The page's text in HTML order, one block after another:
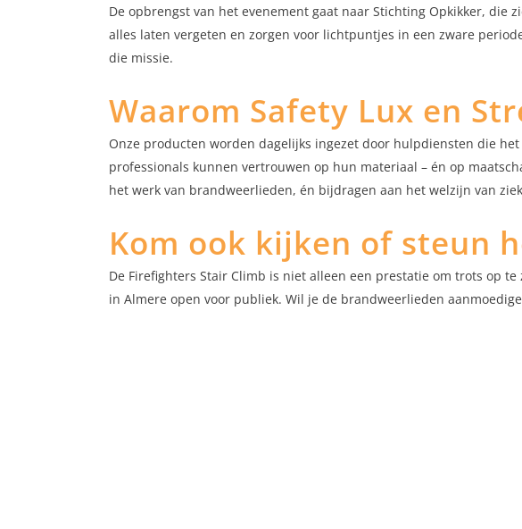
De opbrengst van het evenement gaat naar Stichting Opkikker, die
alles laten vergeten en zorgen voor lichtpuntjes in een zware
die missie.
Waarom Safety Lux en
Onze producten worden dagelijks ingezet door hulpdiensten die
professionals kunnen vertrouwen op hun materiaal – én op
het werk van brandweerlieden, én bijdragen aan het welzijn van
Kom ook kijken of steun
De Firefighters Stair Climb is niet alleen een prestatie om trots op
in Almere open voor publiek. Wil je de brandweerlieden